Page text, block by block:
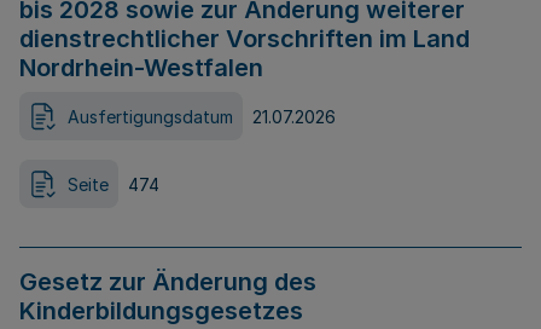
bis 2028 sowie zur Änderung weiterer
dienstrechtlicher Vorschriften im Land
Nordrhein-Westfalen
Ausfertigungsdatum 21.07.2026
Seite 474
Gesetz zur Änderung des
Kinderbildungsgesetzes